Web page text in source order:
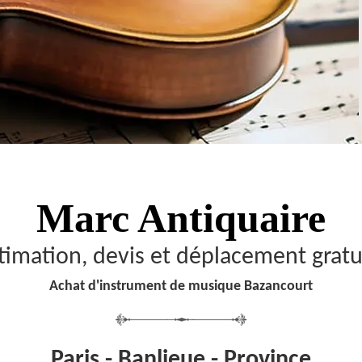
Marc Antiquaire
devis et déplacement
Achat d'instrument de musique Bazancourt